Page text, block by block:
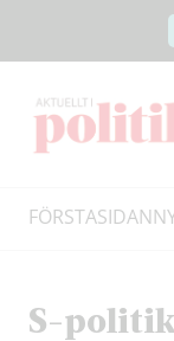
innehållet
headern
FÖRSTASIDAN
S-